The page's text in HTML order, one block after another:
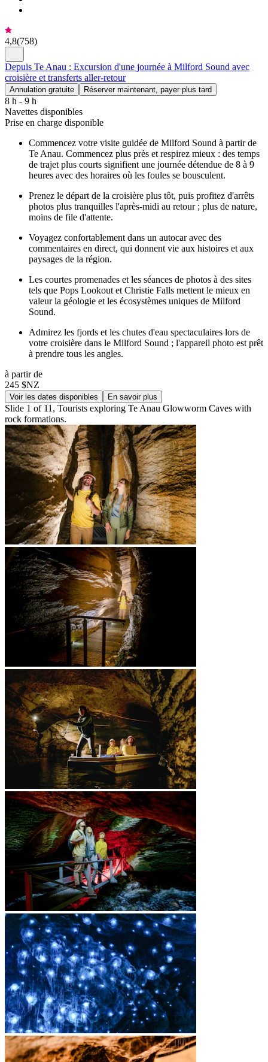
4,8(758)
Depuis Te Anau : Excursion d'une journée à Milford Sound avec
croisière et transferts aller-retour
Annulation gratuite Réserver maintenant, payer plus tard
8 h - 9 h
Navettes disponibles
Prise en charge disponible
Commencez votre visite guidée de Milford Sound à partir de
Te Anau. Commencez plus près et respirez mieux : des temps
de trajet plus courts signifient une journée détendue de 8 à 9
heures avec des horaires où les foules se bousculent.
Prenez le départ de la croisière plus tôt, puis profitez d'arrêts
photos plus tranquilles l'après-midi au retour ; plus de nature,
moins de file d'attente.
Voyagez confortablement dans un autocar avec des
commentaires en direct, qui donnent vie aux histoires et aux
paysages de la région.
Les courtes promenades et les séances de photos à des sites
tels que Pops Lookout et Christie Falls mettent le mieux en
valeur la géologie et les écosystèmes uniques de Milford
Sound.
Admirez les fjords et les chutes d'eau spectaculaires lors de
votre croisière dans le Milford Sound ; l'appareil photo est prêt
à prendre tous les angles.
à partir de
245 $NZ
Voir les dates disponibles En savoir plus
Slide 1 of 11, Tourists exploring Te Anau Glowworm Caves with
rock formations.